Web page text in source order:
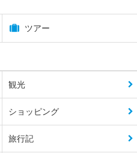
ツアー
観光
ショッピング
旅行記